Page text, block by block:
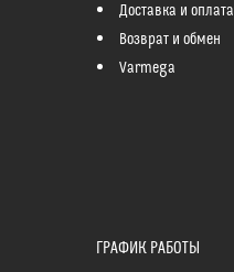
Доставка и оплата
Возврат и обмен
Varmega
ГРАФИК РАБОТЫ